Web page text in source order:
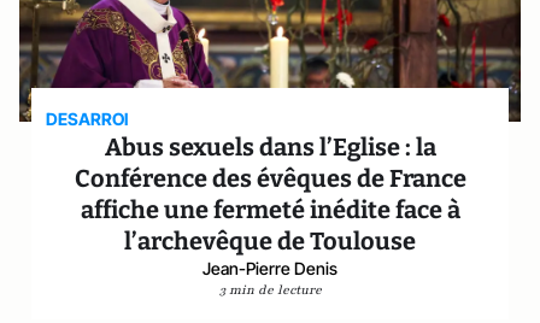
DESARROI
Abus sexuels dans l’Eglise : la
Conférence des évêques de France
affiche une fermeté inédite face à
l’archevêque de Toulouse
Jean-Pierre Denis
3 min de lecture